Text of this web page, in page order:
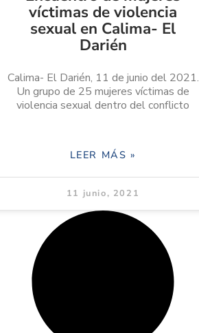
víctimas de violencia
sexual en Calima- El
Darién
Calima- El Darién, 11 de junio del 2021.
Un grupo de 25 mujeres víctimas de
violencia sexual dentro del conflicto
LEER MÁS »
11 junio, 2021